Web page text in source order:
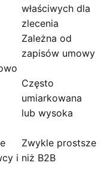
właściwych dla
zlecenia
Zależna od
zapisów umowy
Często
umiarkowana
lub wysoka
i
Zwykle prostsze
niż B2B